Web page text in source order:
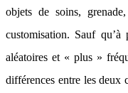
objets de soins,
customisation. Sauf
aléatoires et « plus »
différences entre les deux